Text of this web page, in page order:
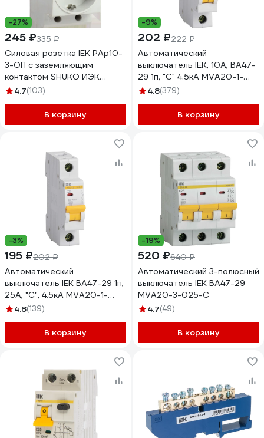
-27%
245 ₽335 ₽
Силовая розетка IEK РАр10-
3-ОП с заземляющим
контактом SHUKO ИЭК
MRD10-16
4.7(103)
В корзину
-9%
202 ₽222 ₽
Автоматический
выключатель IEK, 10А, ВА47-
29 1п, "С" 4.5кА MVA20-1-
010-C
4.8(379)
В корзину
-3%
195 ₽202 ₽
Автоматический
выключатель IEK ВА47-29 1п,
25А, "С", 4.5кА MVA20-1-
025-C
4.8(139)
В корзину
-19%
520 ₽640 ₽
Автоматический 3-полюсный
выключатель IEK ВА47-29
MVA20-3-025-C
4.7(49)
В корзину